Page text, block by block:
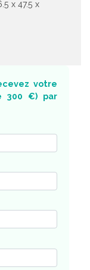
x 47.5 x
votre
300 €) par